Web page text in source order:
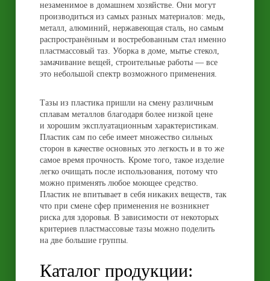
незаменимое в домашнем хозяйстве. Они могут
производиться из самых разных материалов: медь,
металл, алюминий, нержавеющая сталь, но самым
распространённым и востребованным стал именно
пластмассовый таз. Уборка в доме, мытье стекол,
замачивание вещей, строительные работы — все
это небольшой спектр возможного применения.
Тазы из пластика пришли на смену различным
сплавам металлов благодаря более низкой цене
и хорошим эксплуатационным характеристикам.
Пластик сам по себе имеет множество сильных
сторон в качестве основных это легкость и в то же
самое время прочность. Кроме того, такое изделие
легко очищать после использования, потому что
можно применять любое моющее средство.
Пластик не впитывает в себя никаких веществ, так
что при смене сфер применения не возникнет
риска для здоровья. В зависимости от некоторых
критериев пластмассовые тазы можно поделить
на две большие группы.
Каталог продукции: